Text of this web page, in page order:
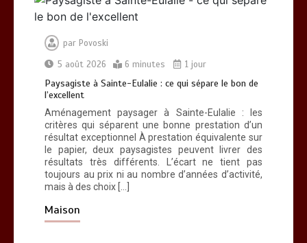
Paysagiste à Sainte-Eulalie : ce qui
0 6 minutes
par Povoski
5 août 2026
6 minutes 1 jour
Paysagiste à Sainte-Eulalie : ce qui sépare le bon de
l’excellent
Aménagement paysager à Sainte-Eulalie : les
critères qui séparent une bonne prestation d’un
résultat exceptionnel À prestation équivalente sur
le papier, deux paysagistes peuvent livrer des
résultats très différents. L’écart ne tient pas
toujours au prix ni au nombre d’années d’activité,
mais à des choix […]
Maison